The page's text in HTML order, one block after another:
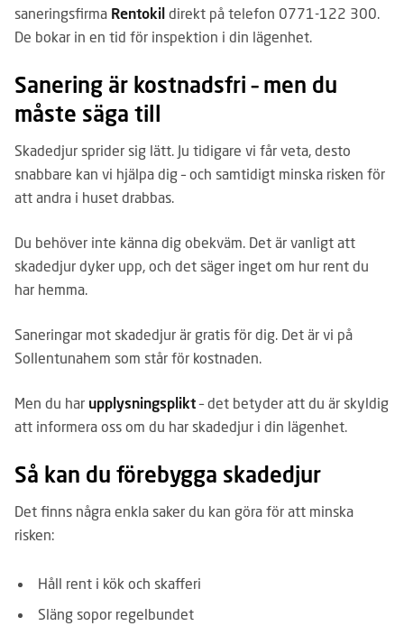
saneringsfirma Rentokil direkt på telefon 0771-122 300.
De bokar in en tid för inspektion i din lägenhet.
Sanering är kostnadsfri – men du
måste säga till
Skadedjur sprider sig lätt. Ju tidigare vi får veta, desto
snabbare kan vi hjälpa dig – och samtidigt minska risken för
att andra i huset drabbas.
Du behöver inte känna dig obekväm. Det är vanligt att
skadedjur dyker upp, och det säger inget om hur rent du
har hemma.
Saneringar mot skadedjur är gratis för dig. Det är vi på
Sollentunahem som står för kostnaden.
Men du har upplysningsplikt– det betyder att du är skyldig
att informera oss om du har skadedjur i din lägenhet.
Så kan du förebygga skadedjur
Det finns några enkla saker du kan göra för att minska
risken:
Håll rent i kök och skafferi
Släng sopor regelbundet